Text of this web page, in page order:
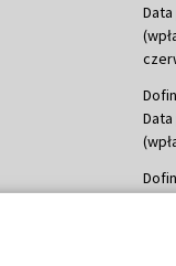
Data
Data